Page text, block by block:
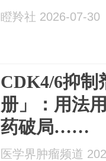
瞪羚社 2026-07-30
CDK4/6抑制
册」：用法
药破局……
医学界肿瘤频道